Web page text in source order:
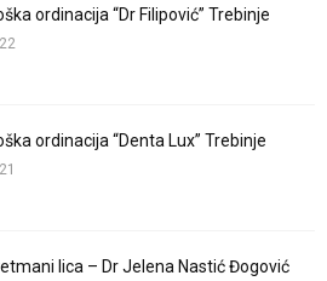
ordinacija “Dr Filipović” Trebinje
ordinacija “Denta Lux” Trebinje
lica – Dr Jelena Nastić Đogović